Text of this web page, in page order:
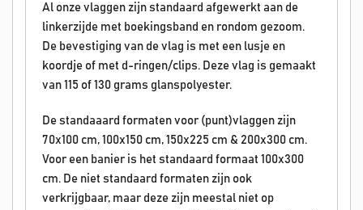
Al onze vlaggen zijn standaard afgewerkt aan de
linkerzijde met boekingsband en rondom gezoom.
De bevestiging van de vlag is met een lusje en
koordje of met d-ringen/clips. Deze vlag is gemaakt
van 115 of 130 grams glanspolyester.
De standaaard formaten voor (punt)vlaggen zijn
70x100 cm, 100x150 cm, 150x225 cm & 200x300 cm.
Voor een banier is het standaard formaat 100x300
cm. De niet standaard formaten zijn ook
verkrijgbaar, maar deze zijn meestal niet op